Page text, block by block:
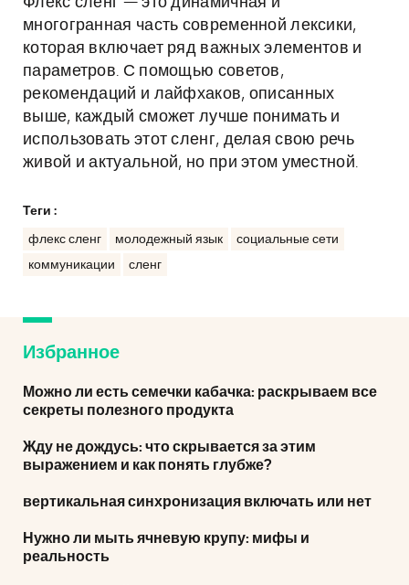
многогранная часть современной лексики,
которая включает ряд важных элементов и
параметров. С помощью советов,
рекомендаций и лайфхаков, описанных
выше, каждый сможет лучше понимать и
использовать этот сленг, делая свою речь
живой и актуальной, но при этом уместной.
Теги :
флекс сленг молодежный язык
социальные сети
коммуникации
сленг
Избранное
Можно ли есть семечки кабачка: раскрываем все
секреты полезного продукта
Жду не дождусь: что скрывается за этим
выражением и как понять глубже?
вертикальная синхронизация включать или нет
Нужно ли мыть ячневую крупу: мифы и
реальность